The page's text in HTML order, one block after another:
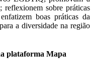
reflexionem sobre práticas
boas práticas da
a diversidade na região
plataforma Mapa